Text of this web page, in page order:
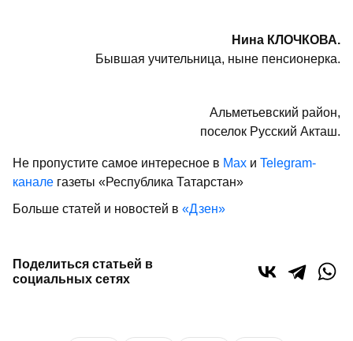
Нина КЛОЧКОВА.
Бывшая учительница, ныне пенсионерка.
Альметьевский район,
поселок Русский Акташ.
Не пропустите самое интересное в Max и Telegram-
канале газеты «Республика Татарстан»
Больше статей и новостей в «Дзен»
Поделиться статьей в
социальных сетях